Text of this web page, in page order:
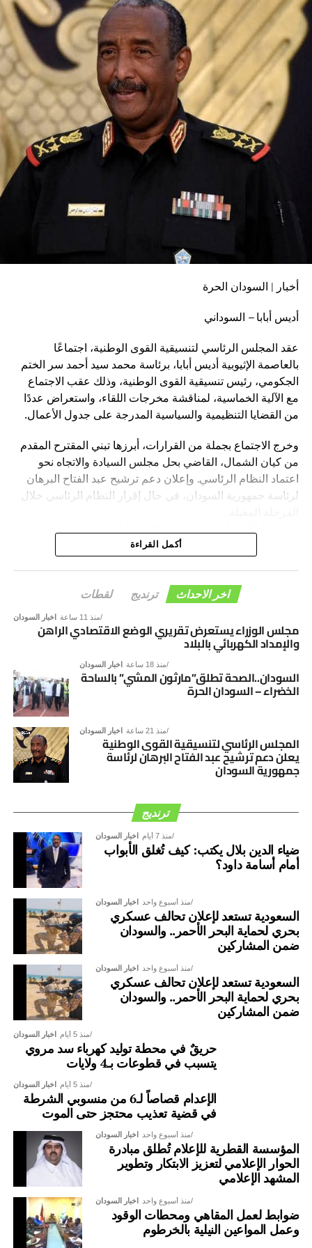
أخبار | السودان الحرة
أديس أبابا – السوداني
عقد المجلس الرئاسي لتنسيقية القوى الوطنية، اجتماعًا
بالعاصمة الإثيوبية أديس أبابا، برئاسة محمد سيد أحمد سر الختم
الجكومي، رئيس تنسيقية القوى الوطنية، وذلك عقب الاجتماع
مع الآلية الخماسية، لمناقشة مخرجات اللقاء، واستعراض عددًا
من القضايا التنظيمية والسياسية المدرجة على جدول الأعمال.
وخرج الاجتماع بجملة من القرارات، أبرزها تبني المقترح المقدم
من كيان الشمال، القاضي بحل مجلس السيادة والاتجاه نحو
اعتماد النظام الرئاسي. وإعلان دعم ترشيح عبد الفتاح البرهان
لرئاسة جمهورية السودان، في حال إقرار النظام الرئاسي خلال
الوطنية بمدينة الخرطوم خلال الفترة المقبلة.
وأكد المجلس الرئاسي، أن هذه القرارات تأتي في إطار رؤية
التنسيقية الرامية إلى دعم الاستقرار السياسي، وترسيخ
السوداني، بما يفضي إلى توافق وطني شامل يؤسس لمرحلة
جديدة من الأمن والاستقرار والتنمية.
أكمل القراءة
اخر الاحداث ترنديج لقطات
اخبار السودان منذ 11 ساعة
مجلس الوزراء يستعرض تقريري الوضع الاقتصادي الراهن
والإمداد الكهربائي بالبلاد
اخبار السودان منذ 18 ساعة
السودان..الصحة تطلق”مارثون المشي” بالساحة
الخضراء – السودان الحرة
اخبار السودان منذ 21 ساعة
المجلس الرئاسي لتنسيقية القوى الوطنية
يعلن دعم ترشيح عبد الفتاح البرهان لرئاسة
جمهورية السودان
ترنديج
اخبار السودان منذ 7 أيام
ضياء الدين بلال يكتب: كيف تُغلق الأبواب
أمام أسامة داود؟
اخبار السودان منذ أسبوع واحد
السعودية تستعد لإعلان تحالف عسكري
بحري لحماية البحر الأحمر.. والسودان
ضمن المشاركين
اخبار السودان منذ أسبوع واحد
السعودية تستعد لإعلان تحالف عسكري
بحري لحماية البحر الأحمر.. والسودان
ضمن المشاركين
اخبار السودان منذ 5 أيام
حريقٌ في محطة توليد كهرباء سد مروي
يتسبب في قطوعات بـ4 ولايات
اخبار السودان منذ 5 أيام
الإعدام قصاصاً لـ6 من منسوبي الشرطة
في قضية تعذيب محتجز حتى الموت
اخبار السودان منذ أسبوع واحد
المؤسسة القطرية للإعلام تُطلق مبادرة
الحوار الإعلامي لتعزيز الابتكار وتطوير
المشهد الإعلامي
اخبار السودان منذ أسبوع واحد
ضوابط لعمل المقاهي ومحطات الوقود
وعمل المواعين النيلية بالخرطوم